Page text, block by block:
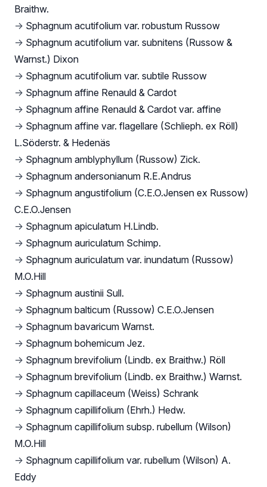
Braithw.
→ Sphagnum acutifolium var. robustum Russow
→ Sphagnum acutifolium var. subnitens (Russow &
Warnst.) Dixon
→ Sphagnum acutifolium var. subtile Russow
→ Sphagnum affine Renauld & Cardot
→ Sphagnum affine Renauld & Cardot var. affine
→ Sphagnum affine var. flagellare (Schlieph. ex Röll)
L.Söderstr. & Hedenäs
→ Sphagnum amblyphyllum (Russow) Zick.
→ Sphagnum andersonianum R.E.Andrus
→ Sphagnum angustifolium (C.E.O.Jensen ex Russow)
C.E.O.Jensen
→ Sphagnum apiculatum H.Lindb.
→ Sphagnum auriculatum Schimp.
→ Sphagnum auriculatum var. inundatum (Russow)
M.O.Hill
→ Sphagnum austinii Sull.
→ Sphagnum balticum (Russow) C.E.O.Jensen
→ Sphagnum bavaricum Warnst.
→ Sphagnum bohemicum Jez.
→ Sphagnum brevifolium (Lindb. ex Braithw.) Röll
→ Sphagnum brevifolium (Lindb. ex Braithw.) Warnst.
→ Sphagnum capillaceum (Weiss) Schrank
→ Sphagnum capillifolium (Ehrh.) Hedw.
→ Sphagnum capillifolium subsp. rubellum (Wilson)
M.O.Hill
→ Sphagnum capillifolium var. rubellum (Wilson) A.
Eddy